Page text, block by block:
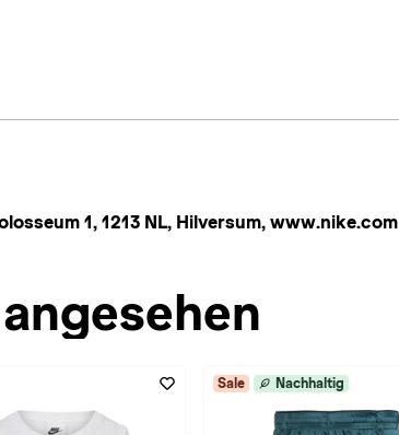
1, 1213 NL, Hilversum, www.nike.com
Sale Nachhaltig